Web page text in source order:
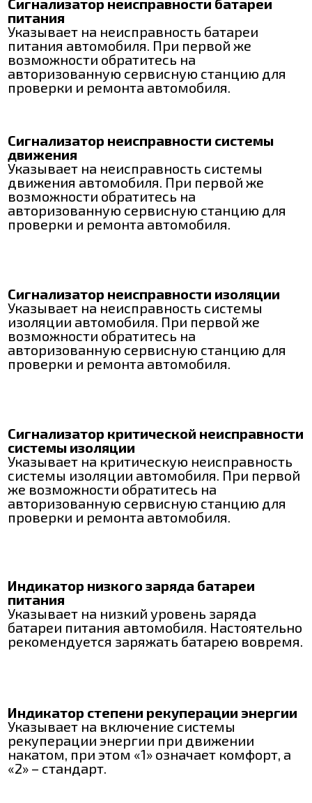
Сигнализатор неисправности батареи
питания
Указывает на неисправность батареи
питания автомобиля. При первой же
возможности обратитесь на
авторизованную сервисную станцию для
проверки и ремонта автомобиля.
Сигнализатор неисправности системы
движения
Указывает на неисправность системы
движения автомобиля. При первой же
возможности обратитесь на
авторизованную сервисную станцию для
проверки и ремонта автомобиля.
Сигнализатор неисправности изоляции
Указывает на неисправность системы
изоляции автомобиля. При первой же
возможности обратитесь на
авторизованную сервисную станцию для
проверки и ремонта автомобиля.
Сигнализатор критической неисправности
системы изоляции
Указывает на критическую неисправность
системы изоляции автомобиля. При первой
же возможности обратитесь на
авторизованную сервисную станцию для
проверки и ремонта автомобиля.
Индикатор низкого заряда батареи
питания
Указывает на низкий уровень заряда
батареи питания автомобиля. Настоятельно
рекомендуется заряжать батарею вовремя.
Индикатор степени рекуперации энергии
Указывает на включение системы
рекуперации энергии при движении
накатом, при этом «1» означает комфорт, а
«2» – стандарт.